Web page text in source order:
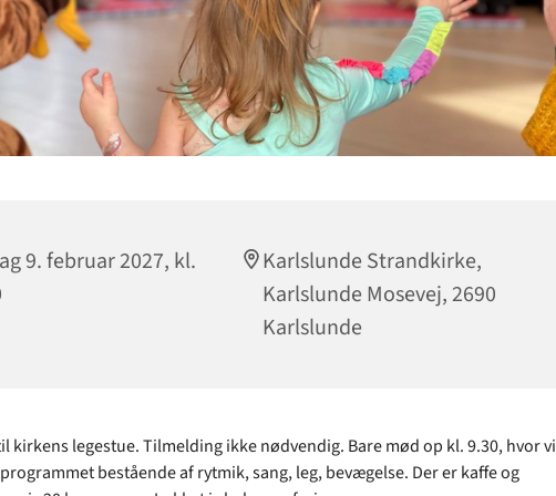
9. februar 2027, kl.
Karlslunde Strandkirke,
Karlslunde Mosevej, 2690
Karlslunde
kirkens legestue. Tilmelding ikke nødvendig. Bare mød op kl. 9.30, hvor vi
bestående af rytmik, sang, leg, bevægelse. Der er kaffe og